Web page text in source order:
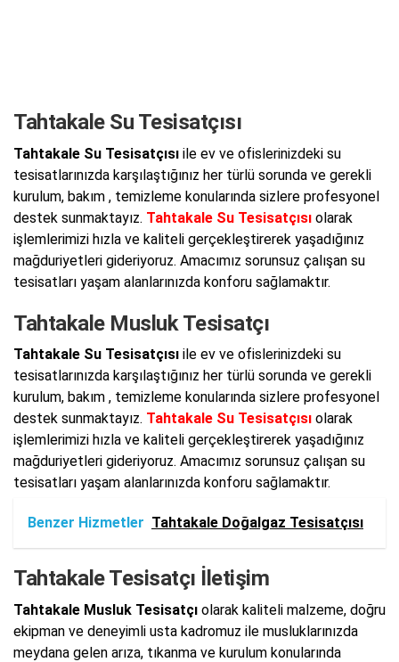
Tahtakale Su Tesisatçısı
Tahtakale Su Tesisatçısı ile ev ve ofislerinizdeki su
tesisatlarınızda karşılaştığınız her türlü sorunda ve gerekli
kurulum, bakım , temizleme konularında sizlere profesyonel
destek sunmaktayız. Tahtakale Su Tesisatçısı olarak
işlemlerimizi hızla ve kaliteli gerçekleştirerek yaşadığınız
mağduriyetleri gideriyoruz. Amacımız sorunsuz çalışan su
tesisatları yaşam alanlarınızda konforu sağlamaktır.
Tahtakale Musluk Tesisatçı
Tahtakale Su Tesisatçısı ile ev ve ofislerinizdeki su
tesisatlarınızda karşılaştığınız her türlü sorunda ve gerekli
kurulum, bakım , temizleme konularında sizlere profesyonel
destek sunmaktayız. Tahtakale Su Tesisatçısı olarak
işlemlerimizi hızla ve kaliteli gerçekleştirerek yaşadığınız
mağduriyetleri gideriyoruz. Amacımız sorunsuz çalışan su
tesisatları yaşam alanlarınızda konforu sağlamaktır.
Benzer Hizmetler Tahtakale Doğalgaz Tesisatçısı
Tahtakale Tesisatçı İletişim
Tahtakale Musluk Tesisatçı olarak kaliteli malzeme, doğru
ekipman ve deneyimli usta kadromuz ile musluklarınızda
meydana gelen arıza, tıkanma ve kurulum konularında